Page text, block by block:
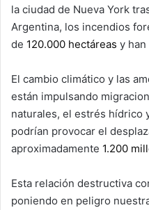
la ciudad de Nueva York
Argentina, los incendios
de 120.000 hectáreas y han
El cambio climático y las
están impulsando
naturales, el estrés hídrico
podrían provocar el
aproximadamente 1.200
Esta relación destructiva
poniendo en peligro